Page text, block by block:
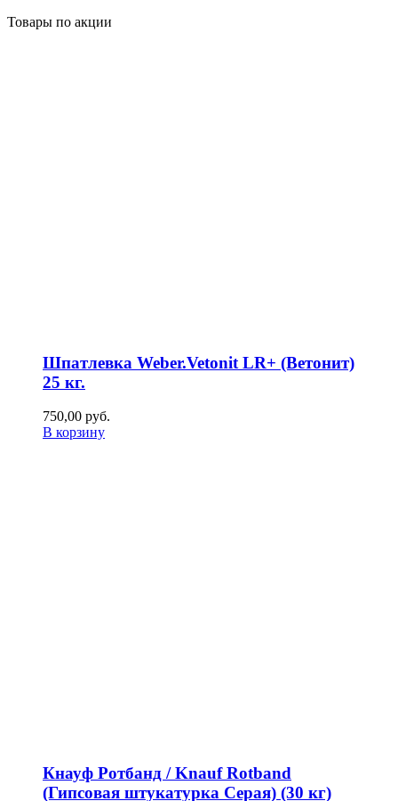
Товары по акции
Шпатлевка Weber.Vetonit LR+ (Ветонит)
25 кг.
750,00 руб.
В корзину
Кнауф Ротбанд / Knauf Rotband
(Гипсовая штукатурка Серая) (30 кг)